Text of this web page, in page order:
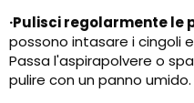
·Pulisci regolarmente le
possono intasare i cingoli
Passa l'aspirapolvere o
pulire con un panno umido.